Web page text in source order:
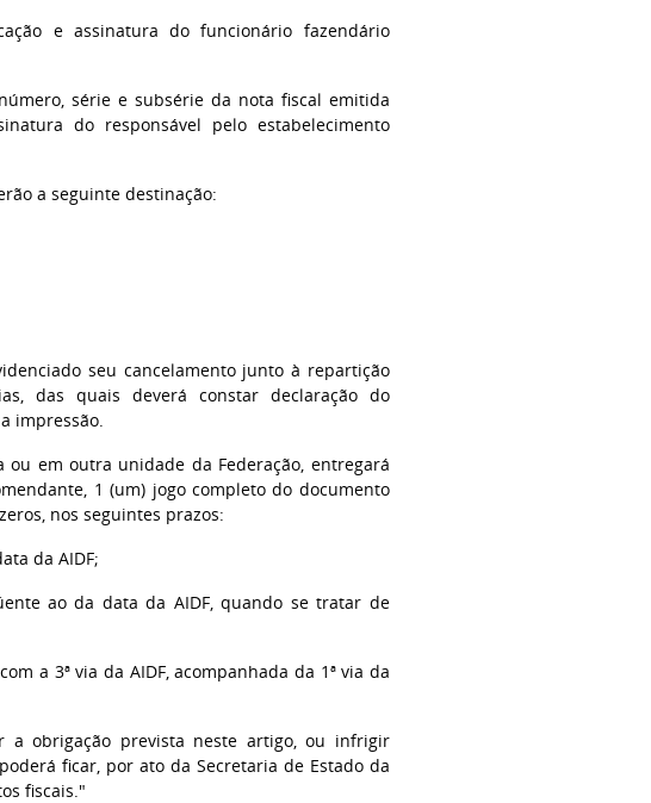
e assinatura do funcionário fazendário
série e subsérie da nota fiscal emitida
do responsável pelo estabelecimento
a seguinte destinação:
seu cancelamento junto à repartição
das quais deverá constar declaração do
impressão.
em outra unidade da Federação, entregará
1 (um) jogo completo do documento
nos seguintes prazos:
da AIDF;
ao da data da AIDF, quando se tratar de
a 3ª via da AIDF, acompanhada da 1ª via da
a obrigação prevista neste artigo, ou infrigir
ficar, por ato da Secretaria de Estado da
fiscais."